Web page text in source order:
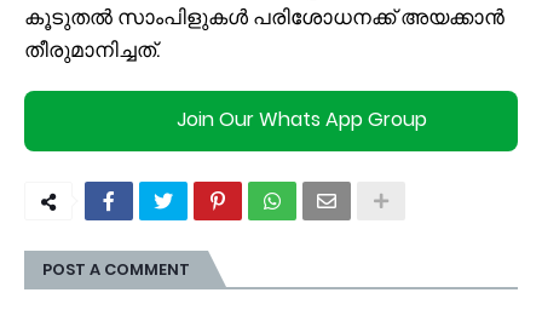
കൂടുതല്‍ സാംപിളുകള്‍ പരിശോധനക്ക് അയക്കാന്‍
തീരുമാനിച്ചത്.
Join Our Whats App Group
POST A COMMENT